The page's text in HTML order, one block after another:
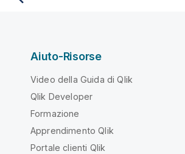
Aiuto-Risorse
Video della Guida di Qlik
Qlik Developer
Formazione
Apprendimento Qlik
Portale clienti Qlik